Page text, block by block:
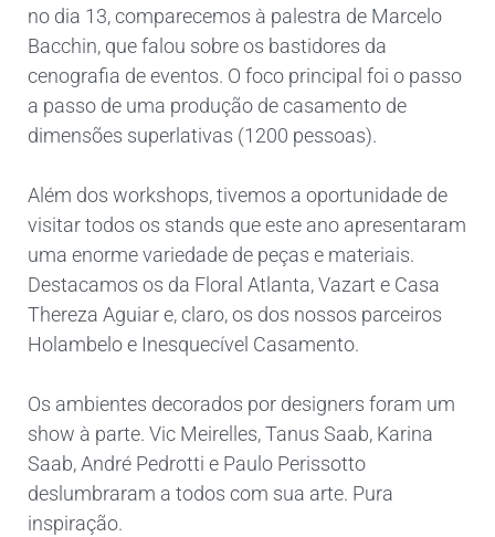
no dia 13, comparecemos à palestra de Marcelo
Bacchin, que falou sobre os bastidores da
cenografia de eventos. O foco principal foi o passo
a passo de uma produção de casamento de
dimensões superlativas (1200 pessoas).
Além dos workshops, tivemos a oportunidade de
visitar todos os stands que este ano apresentaram
uma enorme variedade de peças e materiais.
Destacamos os da Floral Atlanta, Vazart e Casa
Thereza Aguiar e, claro, os dos nossos parceiros
Holambelo e Inesquecível Casamento.
Os ambientes decorados por designers foram um
show à parte. Vic Meirelles, Tanus Saab, Karina
Saab, André Pedrotti e Paulo Perissotto
deslumbraram a todos com sua arte. Pura
inspiração.